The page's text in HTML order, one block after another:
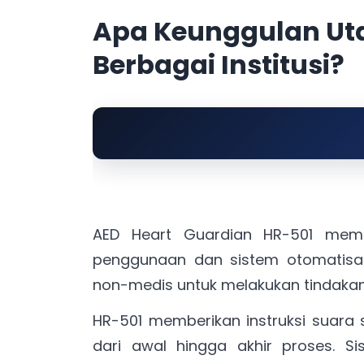
Apa Keunggulan
Berbagai Institusi?
AED Heart Guardian HR-501
penggunaan dan sistem
non-medis untuk melakukan
HR-501 memberikan instruksi
dari awal hingga akhir proses.